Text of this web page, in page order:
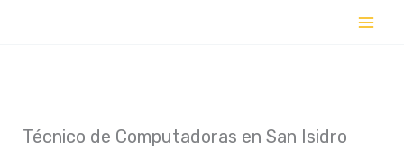
Técnico de Computadoras en San Isidro